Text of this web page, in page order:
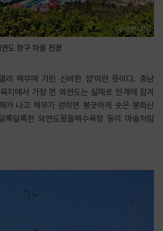
연도 항구 마을 전경
리 해무에 가린 신비한 섬’이란 뜻이다. 충남
지에서 가장 먼 외연도는 실제로 안개에 잠겨
가 나고 해무가 걷히면 봉긋하게 솟은 봉화산
달록한 외연도몽돌해수욕장 등이 마술처럼